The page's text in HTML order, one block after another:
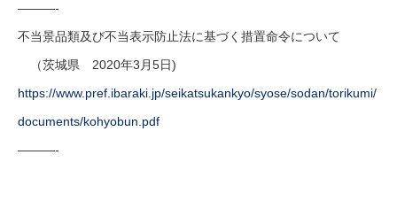
———-
不当景品類及び不当表示防止法に基づく措置命令について
（茨城県 2020年3月5日)
https://www.pref.ibaraki.jp/seikatsukankyo/syose/sodan/torikumi/
documents/kohyobun.pdf
———-